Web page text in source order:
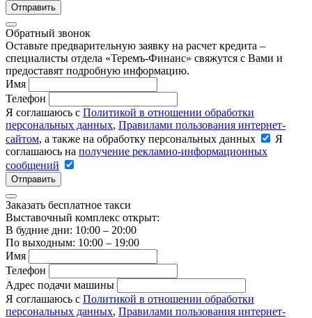
Отправить
Обратный звонок
Оставьте предварительную заявку на расчет кредита –
специалисты отдела «Теремъ-Финанс» свяжутся с Вами и
предоставят подробную информацию.
Имя
Телефон
Я соглашаюсь с Политикой в отношении обработки
персональных данных, Правилами пользования интернет-
сайтом, а также на обработку персональных данных
Я
соглашаюсь на получение рекламно-информационных
сообщений
Отправить
Заказать бесплатное такси
Выставочный комплекс открыт:
В будние дни: 10:00 – 20:00
По выходным: 10:00 – 19:00
Имя
Телефон
Адрес подачи машины
Я соглашаюсь с Политикой в отношении обработки
персональных данных, Правилами пользования интернет-